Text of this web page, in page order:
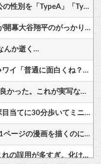
【ポリコレ】任天堂、FEの主人公の性別を「TypeA」「TypeB」と言ってしまう…
【悲報】 ニンダイさん、ピークが開幕大谷翔平のがっかりダイレクトだったと言われてしまう
んか逝く…
ドラクエモンスターズ３が酷評→ワイ「普通に面白くね？？」
X民「もちづきさんはアニメ化で良かった。これが実写なら演者に暴食させるとかコンプラ違反」⇒ 某ドラマを思い出す人が続出ｗｗｗ
【ラブライブ！】虹ヶ咲のコラボ目当てに30分歩いてミニストップ行った結果他
尾田栄一郎、新人漫画家に喝「31ページの漫画を描くのに何をウダウダやってるんですか」
【画像】地獄の釜の蓋が開く←これの誤用が多すぎ。化け物が沢山出てくるイメージ持ってる奴間違ってるぞ